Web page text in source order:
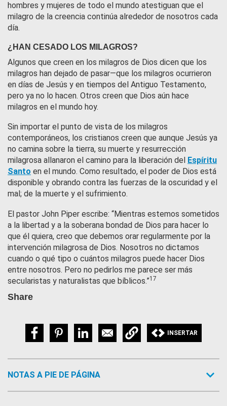
hombres y mujeres de todo el mundo atestiguan que el
milagro de la creencia continúa alrededor de nosotros cada
día.
¿HAN CESADO LOS MILAGROS?
Algunos que creen en los milagros de Dios dicen que los
milagros han dejado de pasar—que los milagros ocurrieron
en días de Jesús y en tiempos del Antiguo Testamento,
pero ya no lo hacen. Otros creen que Dios aún hace
milagros en el mundo hoy.
Sin importar el punto de vista de los milagros
contemporáneos, los cristianos creen que aunque Jesús ya
no camina sobre la tierra, su muerte y resurrección
milagrosa allanaron el camino para la liberación del
Espíritu
Santo en el mundo. Como resultado, el poder de Dios está
disponible y obrando contra las fuerzas de la oscuridad y el
mal; de la muerte y el sufrimiento.
El pastor John Piper escribe: “Mientras estemos sometidos
a la libertad y a la soberana bondad de Dios para hacer lo
que él quiera, creo que debemos orar regularmente por la
intervención milagrosa de Dios. Nosotros no dictamos
cuando o qué tipo o cuántos milagros puede hacer Dios
entre nosotros. Pero no pedirlos me parece ser más
secularistas y naturalistas que bíblicos.”17
Share
INSERTAR
NOTAS A PIE DE PÁGINA